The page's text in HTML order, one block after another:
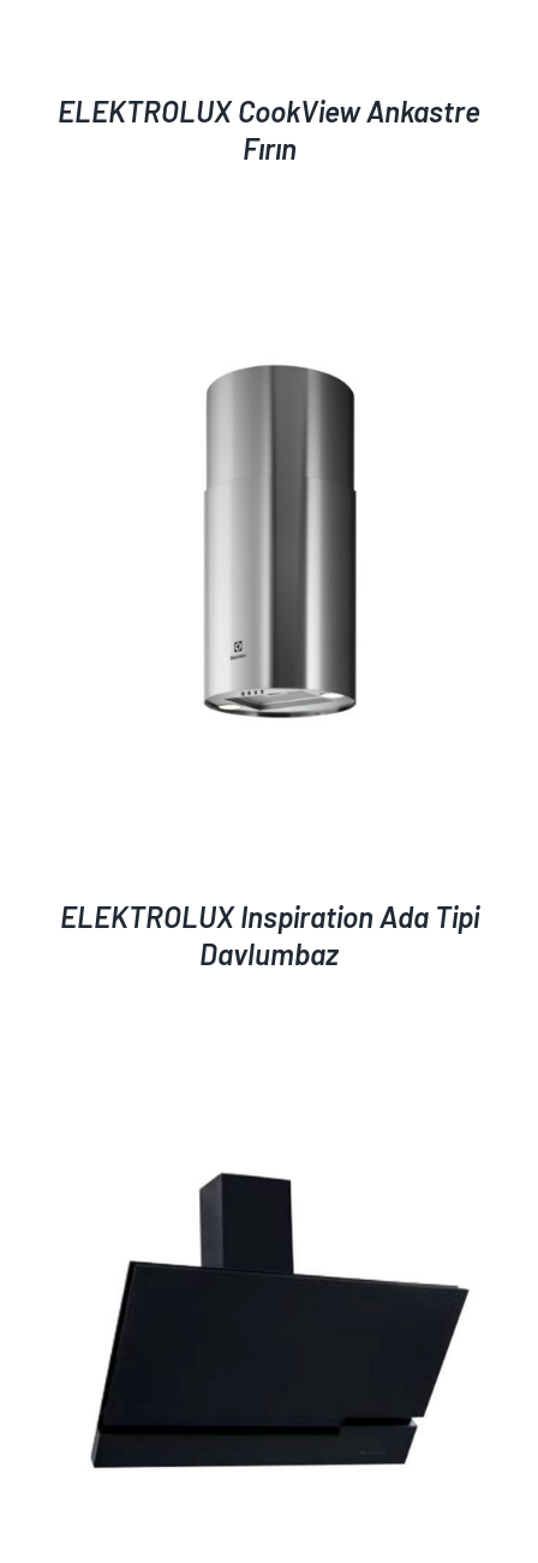
ELEKTROLUX CookView Ankastre
Fırın
ELEKTROLUX Inspiration Ada Tipi
Davlumbaz